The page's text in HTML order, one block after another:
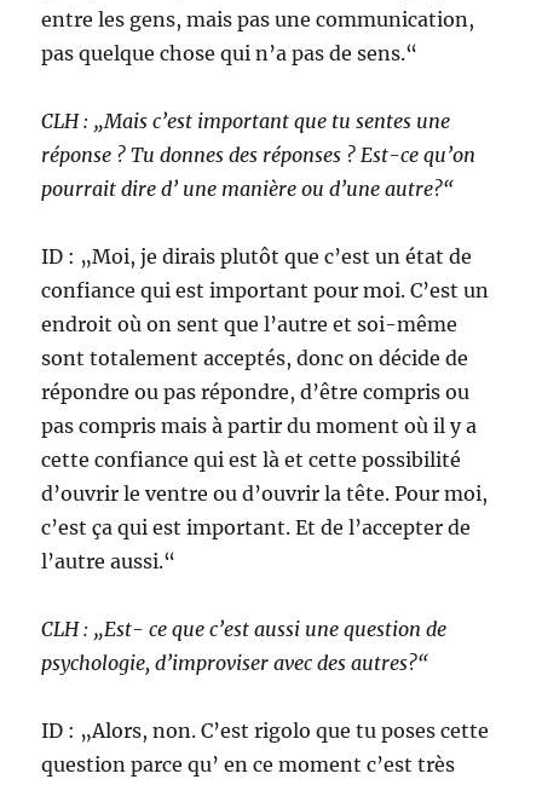
entre les gens, mais pas une communication,
pas quelque chose qui n’a pas de sens.“
CLH : „Mais c’est important que tu sentes une
réponse ? Tu donnes des réponses ? Est-ce qu’on
pourrait dire d’ une manière ou d’une autre?“
ID : „Moi, je dirais plutôt que c’est un état de
confiance qui est important pour moi. C’est un
endroit où on sent que l’autre et soi-même
sont totalement acceptés, donc on décide de
répondre ou pas répondre, d’être compris ou
pas compris mais à partir du moment où il y a
cette confiance qui est là et cette possibilité
d’ouvrir le ventre ou d’ouvrir la tête. Pour moi,
c’est ça qui est important. Et de l’accepter de
l’autre aussi.“
CLH : „Est- ce que c’est aussi une question de
psychologie, d’improviser avec des autres?“
ID : „Alors, non. C’est rigolo que tu poses cette
question parce qu’ en ce moment c’est très